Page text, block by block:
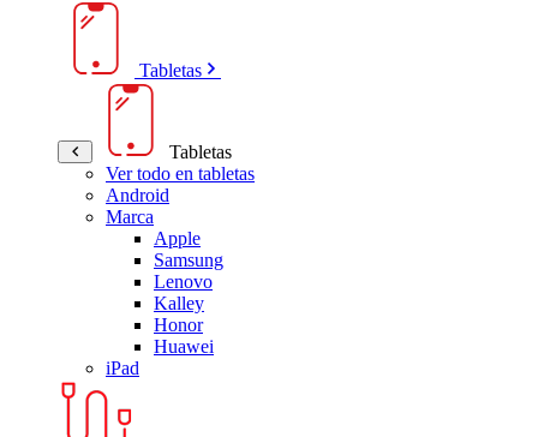
Tabletas
Tabletas
Ver todo en tabletas
Android
Marca
Apple
Samsung
Lenovo
Kalley
Honor
Huawei
iPad